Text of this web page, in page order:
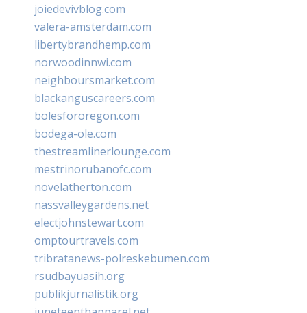
joiedevivblog.com
valera-amsterdam.com
libertybrandhemp.com
norwoodinnwi.com
neighboursmarket.com
blackanguscareers.com
bolesfororegon.com
bodega-ole.com
thestreamlinerlounge.com
mestrinorubanofc.com
novelatherton.com
nassvalleygardens.net
electjohnstewart.com
omptourtravels.com
tribratanews-polreskebumen.com
rsudbayuasih.org
publikjurnalistik.org